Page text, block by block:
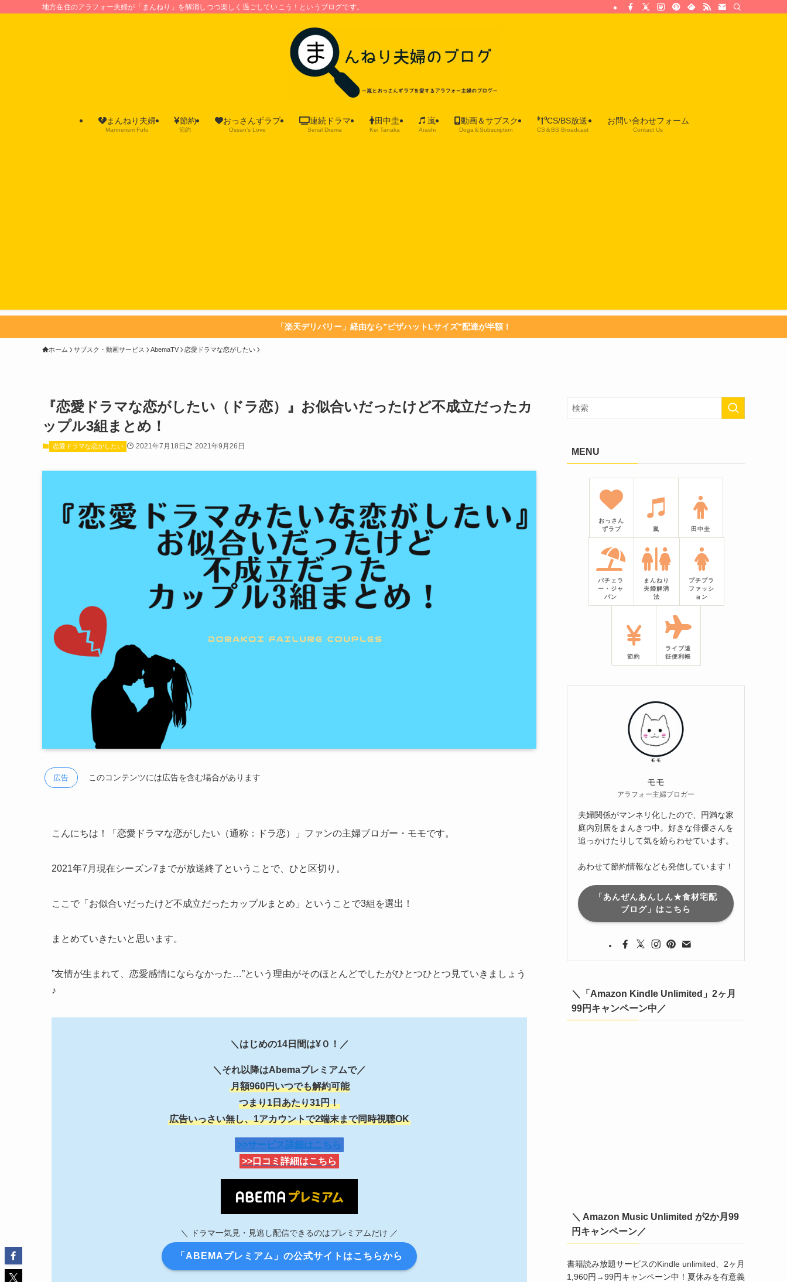
地方在住のアラフォー夫婦が「まんねり」を解消しつつ楽しく過ごしていこう！というブログです。
まんねり夫婦
Mannerism Fufu
節約
節約
おっさんずラブ
Ossan’s Love
連続ドラマ
Serial Drama
田中圭
Kei Tanaka
嵐
Arashi
動画＆サブスク
Doga＆Subscription
CS/BS放送
CS＆BS Broadcast
お問い合わせフォーム
Contact Us
「楽天デリバリー」経由なら”ピザハットLサイズ”配達が半額！
ホーム サブスク・動画サービス AbemaTV 恋愛ドラマな恋がしたい
『恋愛ドラマな恋がしたい（ドラ恋）』お似合いだったけど不成立だったカ
ップル3組まとめ！
恋愛ドラマな恋がしたい 2021年7月18日 2021年9月26日
広告 このコンテンツには広告を含む場合があります
こんにちは！「恋愛ドラマな恋がしたい（通称：ドラ恋）」ファンの主婦ブロガー・モモです。
2021年7月現在シーズン7までが放送終了ということで、ひと区切り。
ここで「お似合いだったけど不成立だったカップルまとめ」ということで3組を選出！
まとめていきたいと思います。
”友情が生まれて、恋愛感情にならなかった…”という理由がそのほとんどでしたがひとつひとつ見ていきましょう
♪
＼はじめの14日間は¥０！／
＼それ以降はAbemaプレミアムで／
月額960円いつでも解約可能
つまり1日あたり31円！
広告いっさい無し、1アカウントで2端末まで同時視聴OK
>>サービス詳細はこちら
>>口コミ詳細はこちら
＼ ドラマ一気見・見逃し配信できるのはプレミアムだけ ／
「ABEMAプレミアム」の公式サイトはこちらから
MENU
おっさん
ずラブ
嵐 田中圭
バチェラ
ー・ジャ
パン
まんねり
夫婦解消
法
プチプラ
ファッシ
ョン
節約
ライブ遠
征便利帳
モモ
アラフォー主婦ブロガー
夫婦関係がマンネリ化したので、円満な家
庭内別居をまんきつ中。好きな俳優さんを
追っかけたりして気を紛らわせています。
あわせて節約情報なども発信しています！
「あんぜんあんしん★食材宅配
ブログ」はこちら
＼「Amazon Kindle Unlimited」2ヶ月
99円キャンペーン中／
＼ Amazon Music Unlimited が2か月99
円キャンペーン／
書籍読み放題サービスのKindle unlimited、2ヶ月
1,960円→99円キャンペーン中！夏休みを有意義